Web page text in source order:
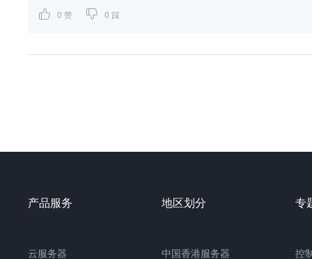
0 赞 0 踩
产品服务
云服务器
地区划分
中国香港服务器
专
控